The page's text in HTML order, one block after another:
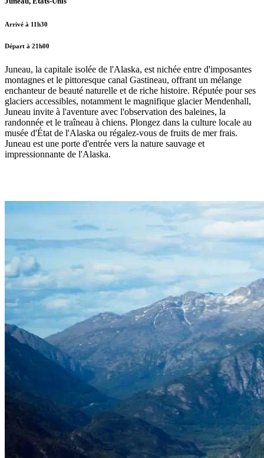
Arrivé à 11h30
Départ à 21h00
Juneau, la capitale isolée de l'Alaska, est nichée entre d'imposantes
montagnes et le pittoresque canal Gastineau, offrant un mélange
enchanteur de beauté naturelle et de riche histoire. Réputée pour ses
glaciers accessibles, notamment le magnifique glacier Mendenhall,
Juneau invite à l'aventure avec l'observation des baleines, la
randonnée et le traîneau à chiens. Plongez dans la culture locale au
musée d'État de l'Alaska ou régalez-vous de fruits de mer frais.
Juneau est une porte d'entrée vers la nature sauvage et
impressionnante de l'Alaska.